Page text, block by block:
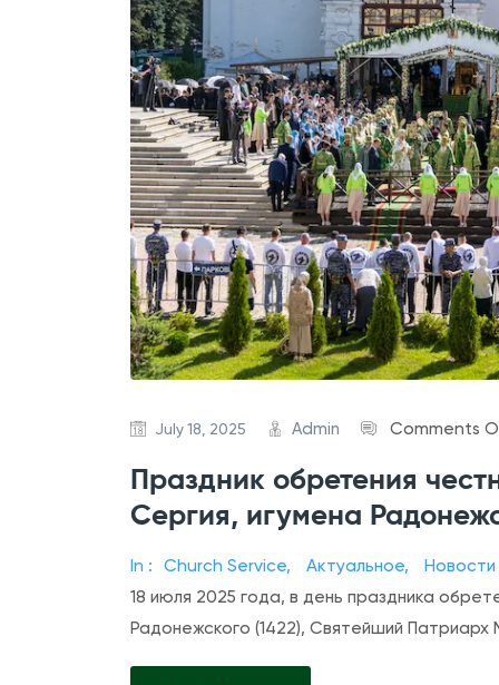
July 18, 2025 Admin Comments
Праздник обретения
Сергия, игумена
In : Church Service, Актуальное,
Новости
18 июля 2025 года, в день праздника
Радонежского (1422), Святейший Патриарх